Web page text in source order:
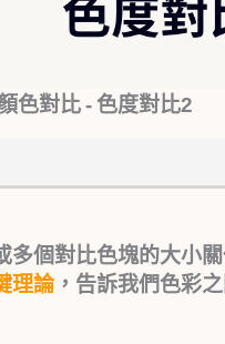
色對比 - 色度對比2
多個對比色塊的大小
理論，告訴我們色彩